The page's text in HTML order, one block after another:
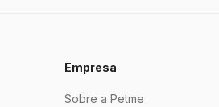
Empresa
Sobre a Petme